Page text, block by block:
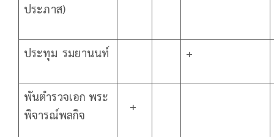
ประภาส)
ประทุม รมยานนท์ +
พันตำรวจเอก พระ
พิจารณ์พลกิจ
+